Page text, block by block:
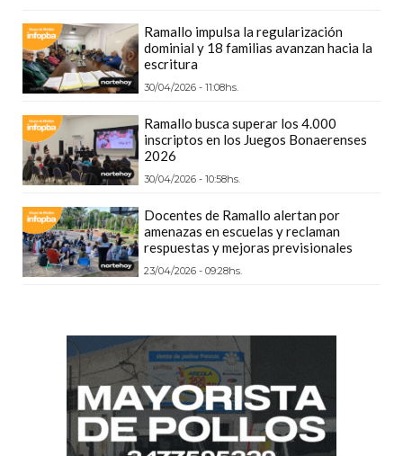
PERGAMINO:
DÓNDE
COMPRAR
EL
MEJOR
GIMNASIO
DE
PERGAMINO
CREAR
TIENDA
ONLINE
DEPORTIVOS
PERGAMINO:
COMPRAR
Ramallo impulsa la regularización
dominial y 18 familias avanzan hacia la
escritura
30/04/2026 - 11:08hs.
Ramallo busca superar los 4.000
inscriptos en los Juegos Bonaerenses
2026
30/04/2026 - 10:58hs.
Docentes de Ramallo alertan por
amenazas en escuelas y reclaman
respuestas y mejoras previsionales
23/04/2026 - 09:28hs.